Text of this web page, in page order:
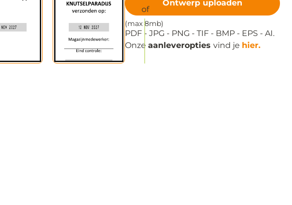
Ontwerp uploaden
(max 8mb)
PDF - JPG - PNG - TIF - BMP - EPS - AI.
Onze aanleveropties vind je hier.